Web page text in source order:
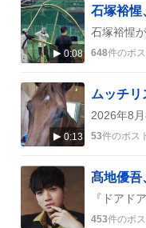
0:08 648件のポス
0:13 53件のポス
髙地優吾
453件のポス